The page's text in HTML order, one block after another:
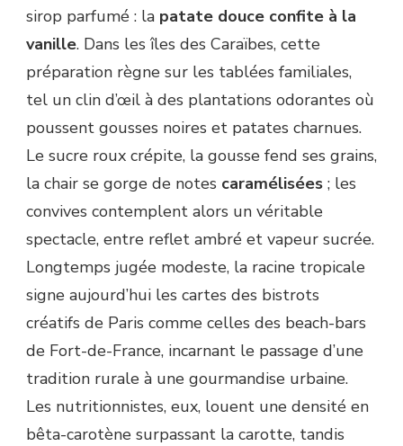
sirop parfumé : la patate douce confite à la
vanille. Dans les îles des Caraïbes, cette
préparation règne sur les tablées familiales,
tel un clin d’œil à des plantations odorantes où
poussent gousses noires et patates charnues.
Le sucre roux crépite, la gousse fend ses grains,
la chair se gorge de notes caramélisées ; les
convives contemplent alors un véritable
spectacle, entre reflet ambré et vapeur sucrée.
Longtemps jugée modeste, la racine tropicale
signe aujourd’hui les cartes des bistrots
créatifs de Paris comme celles des beach-bars
de Fort-de-France, incarnant le passage d’une
tradition rurale à une gourmandise urbaine.
Les nutritionnistes, eux, louent une densité en
bêta-carotène surpassant la carotte, tandis